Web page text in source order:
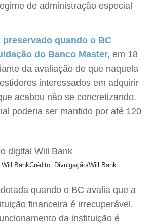
de administração especial
quando o BC
do Banco Master, em 18
da avaliação de que naquela
interessados em adquirir
acabou não se concretizando.
poderia ser mantido por até 120
Will BankCrédito: Divulgação/Will Bank
quando o BC avalia que a
financeira é irrecuperável.
da instituição é